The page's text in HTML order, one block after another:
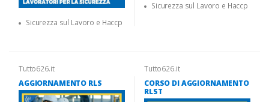
Sicurezza sul Lavoro e Haccp
Sicurezza sul Lavoro e Haccp
Tutto626.it
AGGIORNAMENTO RLS
Tutto626.it
CORSO DI AGGIORNAMENTO
RLST